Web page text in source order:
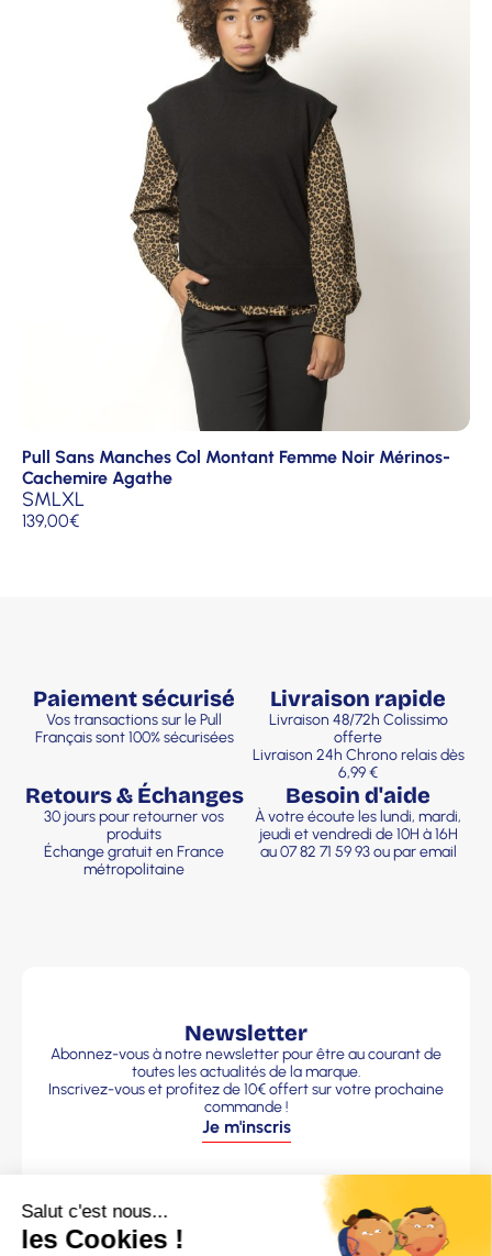
Pull Sans Manches Col Montant Femme Noir Mérinos-
Cachemire Agathe
SMLXL
139,00€
Paiement sécurisé
Vos transactions sur le Pull
Français sont 100% sécurisées
Livraison rapide
Livraison 48/72h Colissimo
offerte
Livraison 24h Chrono relais dès
6,99 €
Retours & Échanges
30 jours pour retourner vos
produits
Échange gratuit en France
métropolitaine
Besoin d'aide
À votre écoute les lundi, mardi,
jeudi et vendredi de 10H à 16H
au 07 82 71 59 93 ou par email
Newsletter
Abonnez-vous à notre newsletter pour être au courant de
toutes les actualités de la marque.
Inscrivez-vous et profitez de 10€ offert sur votre prochaine
commande !
Je m'inscris